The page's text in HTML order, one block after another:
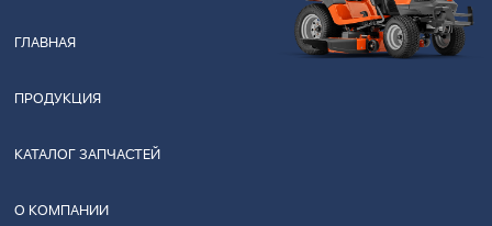
ГЛАВНАЯ
ПРОДУКЦИЯ
КАТАЛОГ ЗАПЧАСТЕЙ
О КОМПАНИИ